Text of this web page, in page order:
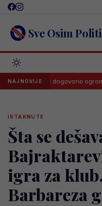
Skip
content Sve Osim
NAJNOVIJE
Velež dogovorio ogromno
ISTAKNUTE
Šta se
igra za
Barbareza